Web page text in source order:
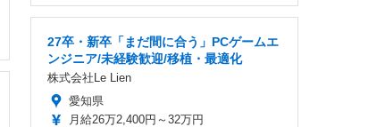
27卒・新卒「まだ間に合う」PCゲームエ
ンジニア/未経験歓迎/移植・最適化
株式会社Le Lien
愛知県
月給26万2,400円～32万円